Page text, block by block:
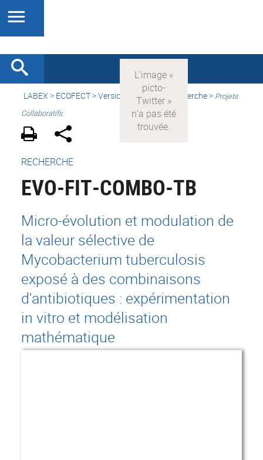
LABEX > ECOFECT>Version française > Recherche > Projets
Collaboratifs
RECHERCHE
EVO-FIT-COMBO-TB
Micro-évolution et modulation de
la valeur sélective de
Mycobacterium tuberculosis
exposé à des combinaisons
d'antibiotiques : expérimentation
in vitro et modélisation
mathématique